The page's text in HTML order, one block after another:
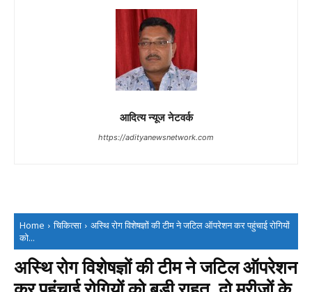
आदित्य न्यूज नेटवर्क
https://adityanewsnetwork.com